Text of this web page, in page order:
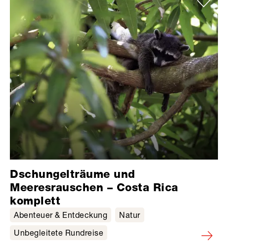
Dschungelträume und
Meeresrauschen – Costa Rica
komplett
Abenteuer & Entdeckung
Natur
Unbegleitete Rundreise